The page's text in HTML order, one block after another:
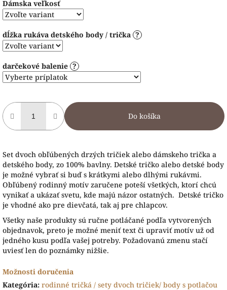
Dámska veľkosť
dĺžka rukáva detského body / trička ?
darčekové balenie ?
Do košíka
Set dvoch obľúbených drzých tričiek alebo dámskeho trička a
detského body, zo 100% bavlny. Detské tričko alebo detské body
je možné vybrať si buď s krátkymi alebo dlhými rukávmi.
Obľúbený rodinný motív zaručene poteší všetkých, ktorí chcú
vynikať a ukázať svetu, kde majú názor ostatných. Detské tričko
je vhodné ako pre dievčatá, tak aj pre chlapcov.
Všetky naše produkty sú ručne potláčané podľa vytvorených
objednavok, preto je možné meniť text či upraviť motív už od
jedného kusu podľa vašej potreby. Požadovanú zmenu stačí
uviesť len do poznámky nižšie.
Možnosti doručenia
Kategória: rodinné tričká / sety dvoch tričiek/ body s potlačou